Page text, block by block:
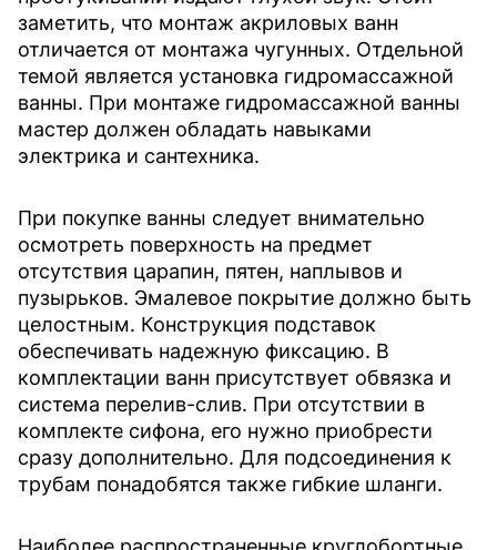
заметить, что монтаж акриловых ванн
отличается от монтажа чугунных. Отдельной
темой является установка гидромассажной
ванны. При монтаже гидромассажной ванны
мастер должен обладать навыками
электрика и сантехника.
При покупке ванны следует внимательно
осмотреть поверхность на предмет
отсутствия царапин, пятен, наплывов и
пузырьков. Эмалевое покрытие должно быть
целостным. Конструкция подставок
обеспечивать надежную фиксацию. В
комплектации ванн присутствует обвязка и
система перелив-слив. При отсутствии в
комплекте сифона, его нужно приобрести
сразу дополнительно. Для подсоединения к
трубам понадобятся также гибкие шланги.